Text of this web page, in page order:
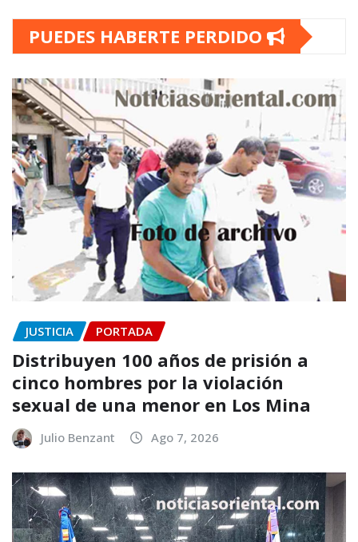
PUEDES HABERTE PERDIDO
JUSTICIA PORTADA
Distribuyen 100 años de prisión a
cinco hombres por la violación
sexual de una menor en Los Mina
Julio Benzant Ago 7, 2026